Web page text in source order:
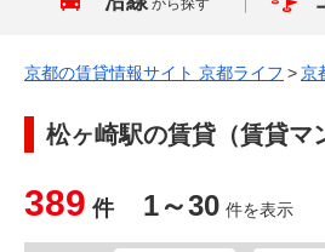
から探す
京都の賃貸情報サイト 京都ライフ >京
松ヶ崎駅の賃貸（賃貸マ
389 件 1～30 件を表示